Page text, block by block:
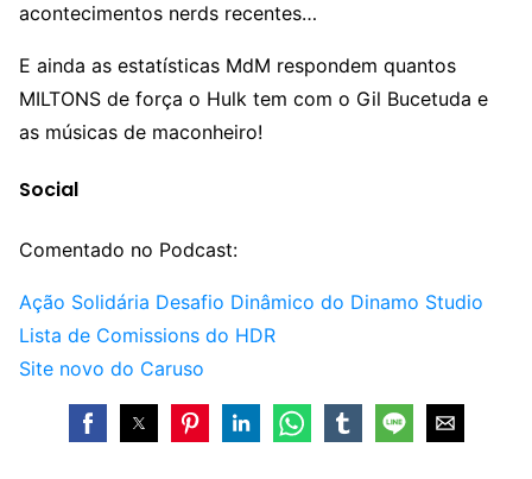
acontecimentos nerds recentes…
E ainda as estatísticas MdM respondem quantos
MILTONS de força o Hulk tem com o Gil Bucetuda e
as músicas de maconheiro!
Social
Comentado no Podcast:
Ação Solidária Desafio Dinâmico do Dinamo Studio
Lista de Comissions do HDR
Site novo do Caruso